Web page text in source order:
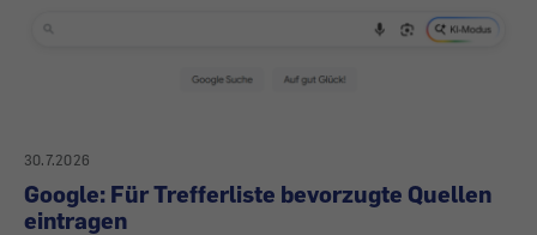
30.7.2026
Google: Für Trefferliste bevorzugte Quellen
eintragen